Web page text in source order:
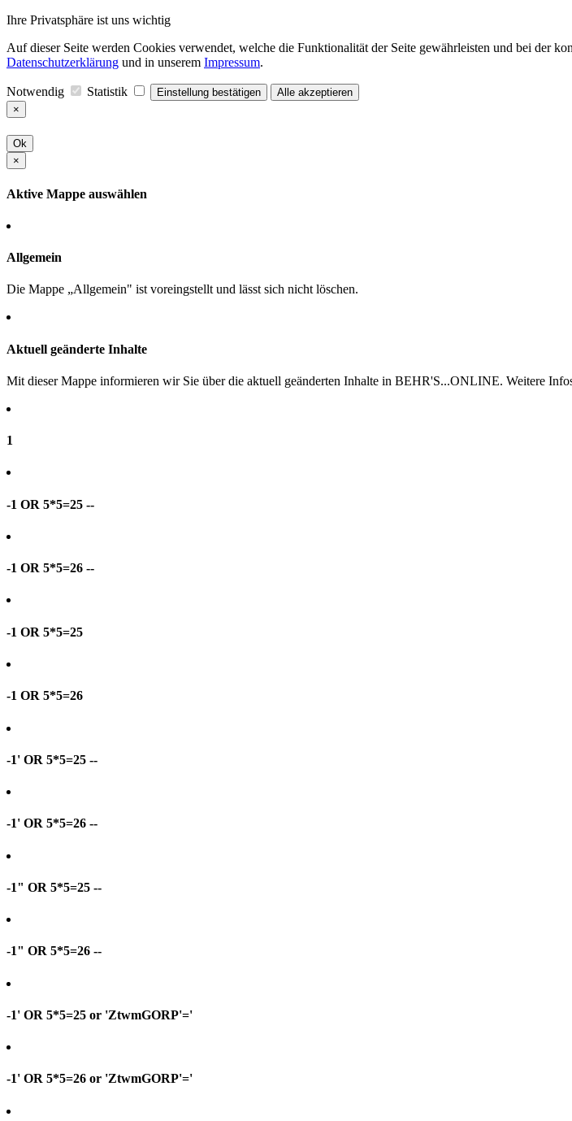
Ihre Privatsphäre ist uns wichtig
Auf dieser Seite werden Cookies verwendet, welche die Funktionalität der Seite gewährleisten und bei der
Datenschutzerklärung und in unserem Impressum.
Notwendig Statistik Einstellung bestätigen
Alle akzeptieren
×
Ok
×
Aktive Mappe auswählen
Allgemein
Die Mappe „Allgemein" ist voreingstellt und lässt sich nicht löschen.
Aktuell geänderte Inhalte
Mit dieser Mappe informieren wir Sie über die aktuell geänderten Inhalte in BEHR'S...ONLINE. Weitere
1
-1 OR 5*5=25 --
-1 OR 5*5=26 --
-1 OR 5*5=25
-1 OR 5*5=26
-1' OR 5*5=25 --
-1' OR 5*5=26 --
-1" OR 5*5=25 --
-1" OR 5*5=26 --
-1' OR 5*5=25 or 'ZtwmGORP'='
-1' OR 5*5=26 or 'ZtwmGORP'='